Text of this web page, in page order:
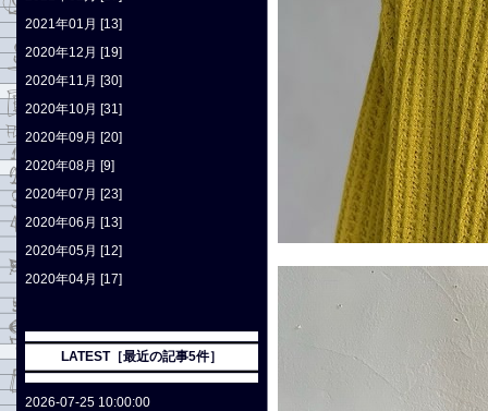
2021年01月 [13]
2020年12月 [19]
2020年11月 [30]
2020年10月 [31]
2020年09月 [20]
2020年08月 [9]
2020年07月 [23]
2020年06月 [13]
2020年05月 [12]
2020年04月 [17]
LATEST［最近の記事5件］
2026-07-25 10:00:00